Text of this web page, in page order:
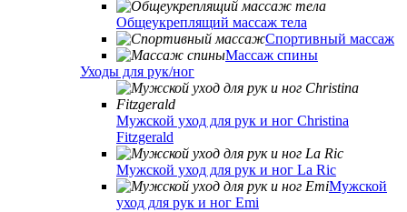
Общеукреплящий массаж тела
Спортивный массаж
Массаж спины
Уходы для рук/ног
Мужской уход для рук и ног Christina
Fitzgerald
Мужской уход для рук и ног La Ric
Мужской
уход для рук и ног Emi